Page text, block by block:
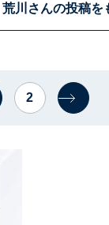
荒川さんの投稿を
2